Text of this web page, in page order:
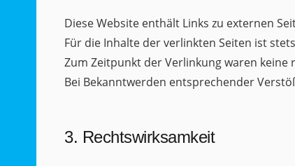
Diese Website enthält Links zu externen
Für die Inhalte der verlinkten Seiten ist
Zum Zeitpunkt der Verlinkung waren
Bei Bekanntwerden entsprechender
3. Rechtswirksamkeit